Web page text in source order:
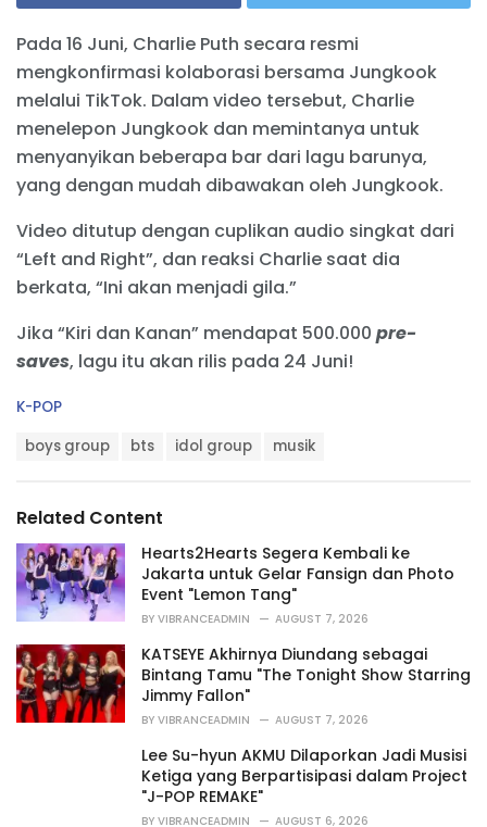
Pada 16 Juni, Charlie Puth secara resmi
mengkonfirmasi kolaborasi bersama Jungkook
melalui TikTok. Dalam video tersebut, Charlie
menelepon Jungkook dan memintanya untuk
menyanyikan beberapa bar dari lagu barunya,
yang dengan mudah dibawakan oleh Jungkook.
Video ditutup dengan cuplikan audio singkat dari
“Left and Right”, dan reaksi Charlie saat dia
berkata, “Ini akan menjadi gila.”
Jika “Kiri dan Kanan” mendapat 500.000 pre-
saves, lagu itu akan rilis pada 24 Juni!
C
r
i
e
s
:
K-POP
:
boys group bts idol group musik
Related Content
Hearts2Hearts Segera Kembali ke
Jakarta untuk Gelar Fansign dan Photo
Event "Lemon Tang"
BY VIBRANCEADMIN AUGUST 7, 2026
KATSEYE Akhirnya Diundang sebagai
Bintang Tamu "The Tonight Show Starring
Jimmy Fallon"
BY VIBRANCEADMIN AUGUST 7, 2026
Lee Su-hyun AKMU Dilaporkan Jadi Musisi
Ketiga yang Berpartisipasi dalam Project
"J-POP REMAKE"
BY VIBRANCEADMIN AUGUST 6, 2026